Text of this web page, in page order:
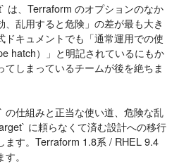
は、Terraform のオプションのなか
、乱用すると危険」の差が最も大き
ドキュメントでも「通常運用での使
hatch）」と明記されているにもか
しまっているチームが後を絶ちま
の仕組みと正当な使い道、危険な乱
に頼らなくて済む設計への移行
ます。Terraform 1.8系 / RHEL 9.4
。